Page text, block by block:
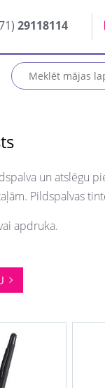
29118114
un atslēgu
Pildspalvas
apdruka.